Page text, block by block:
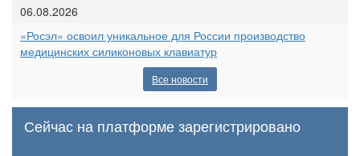
06.08.2026
«Росэл» освоил уникальное для России производство
медицинских силиконовых клавиатур
Все новости
Сейчас на платформе зарегистрировано